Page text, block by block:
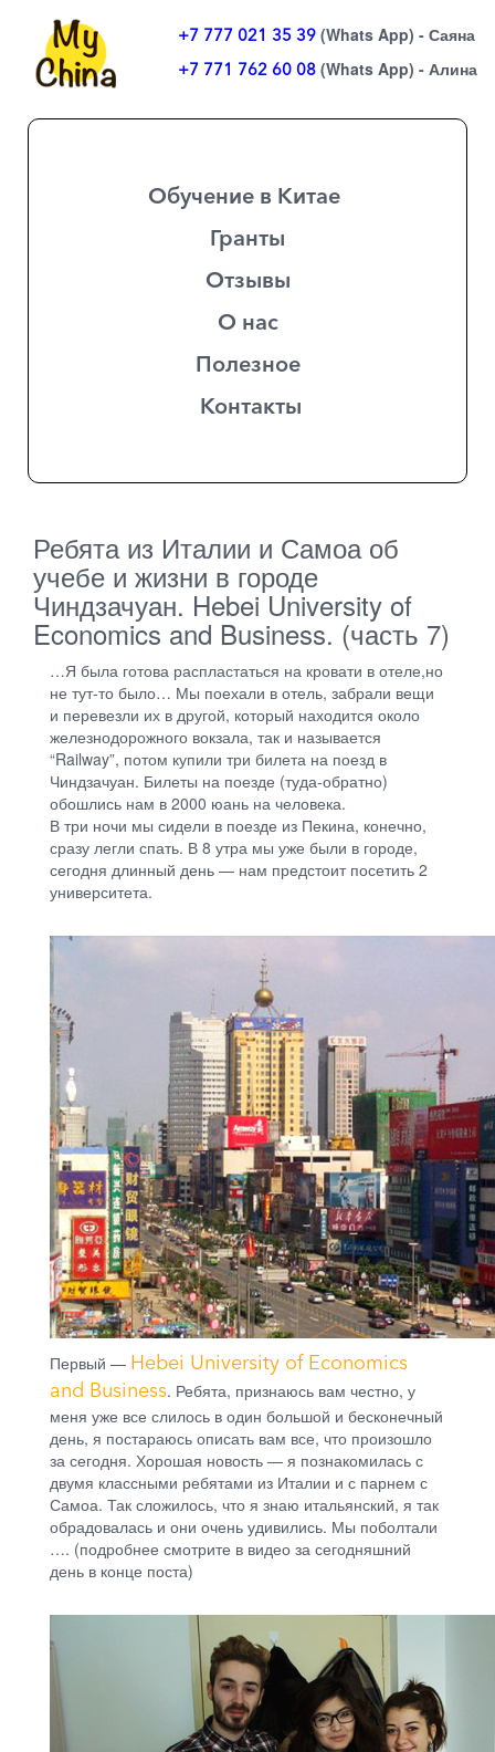
+7 777 021 35 39 (Whats App) - Саяна
+7 771 762 60 08 (Whats App) - Алина
Обучение в Китае
Гранты
Отзывы
О нас
Полезное
Контакты
Ребята из Италии и Самоа об
учебе и жизни в городе
Чиндзачуан. Hebei University of
Economics and Business. (часть 7)
…Я была готова распластаться на кровати в отеле,но
не тут-то было… Мы поехали в отель, забрали вещи
и перевезли их в другой, который находится около
железнодорожного вокзала, так и называется
“Railway”, потом купили три билета на поезд в
Чиндзачуан. Билеты на поезде (туда-обратно)
обошлись нам в 2000 юань на человека.
В три ночи мы сидели в поезде из Пекина, конечно,
сразу легли спать. В 8 утра мы уже были в городе,
сегодня длинный день — нам предстоит посетить 2
университета.
Первый — Hebei University of Economics
and Business. Ребята, признаюсь вам честно, у
меня уже все слилось в один большой и бесконечный
день, я постараюсь описать вам все, что произошло
за сегодня. Хорошая новость — я познакомилась с
двумя классными ребятами из Италии и с парнем с
Самоа. Так сложилось, что я знаю итальянский, я так
обрадовалась и они очень удивились. Мы поболтали
…. (подробнее смотрите в видео за сегодняшний
день в конце поста)